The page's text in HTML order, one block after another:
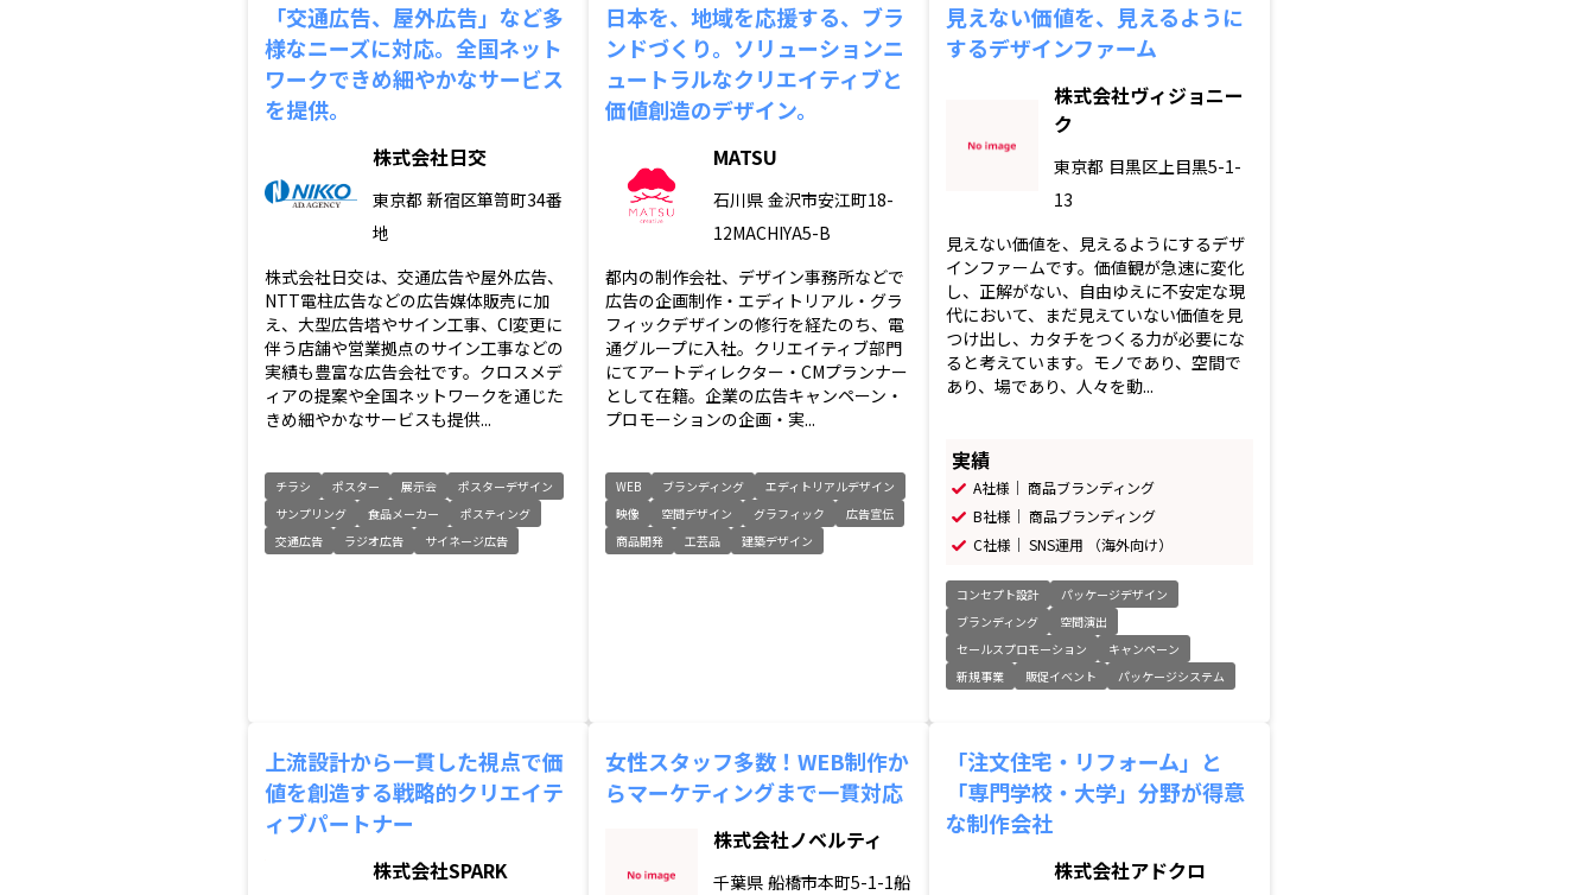
「交通広告、屋外広告」など多
様なニーズに対応。全国ネット
ワークできめ細やかなサービス
を提供。
株式会社日交
東京都 新宿区箪笥町34番
地
株式会社日交は、交通広告や屋外広告、
NTT電柱広告などの広告媒体販売に加
え、大型広告塔やサイン工事、CI変更に
伴う店舗や営業拠点のサイン工事などの
実績も豊富な広告会社です。クロスメデ
ィアの提案や全国ネットワークを通じた
きめ細やかなサービスも提供...
チラシ ポスター 展示会
ポスターデザイン
サンプリング
食品メーカー
ポスティング
交通広告
ラジオ広告 サイネージ広告
日本を、地域を応援する、ブラ
ンドづくり。ソリューションニ
ュートラルなクリエイティブと
価値創造のデザイン。
MATSU
石川県 金沢市安江町18-
12MACHIYA5-B
都内の制作会社、デザイン事務所などで
広告の企画制作・エディトリアル・グラ
フィックデザインの修行を経たのち、電
通グループに入社。クリエイティブ部門
にてアートディレクター・CMプランナー
として在籍。企業の広告キャンペーン・
プロモーションの企画・実...
WEB ブランディング
エディトリアルデザイン
映像
空間デザイン グラフィック
広告宣伝
商品開発
工芸品 建築デザイン
見えない価値を、見えるように
するデザインファーム
株式会社ヴィジョニー
ク
東京都 目黒区上目黒5-1-
13
見えない価値を、見えるようにするデザ
インファームです。価値観が急速に変化
し、正解がない、自由ゆえに不安定な現
代において、まだ見えていない価値を見
つけ出し、カタチをつくる力が必要にな
ると考えています。モノであり、空間で
あり、場であり、人々を動...
実績
A社様｜ 商品ブランディング
B社様｜ 商品ブランディング
C社様｜ SNS運用 （海外向け）
コンセプト設計
パッケージデザイン
ブランディング
空間演出
セールスプロモーション
キャンペーン
新規事業
販促イベント パッケージシステム
上流設計から一貫した視点で価
値を創造する戦略的クリエイテ
ィブパートナー
株式会社SPARK
女性スタッフ多数！WEB制作か
らマーケティングまで一貫対応
株式会社ノベルティ
千葉県 船橋市本町5-1-1船
「注文住宅・リフォーム」と
「専門学校・大学」分野が得意
な制作会社
株式会社アドクロ